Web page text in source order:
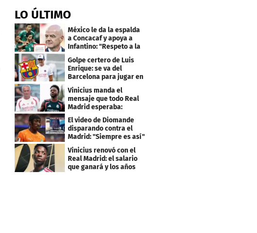
LO ÚLTIMO
México le da la espalda
a Concacaf y apoya a
Infantino: "Respeto a la
gobernanza"
Golpe certero de Luis
Enrique: se va del
Barcelona para jugar en
el PSG
Vinicius manda el
mensaje que todo Real
Madrid esperaba:
"Mourinho..."
El video de Diomande
disparando contra el
Madrid: "Siempre es así"
Vinicius renovó con el
Real Madrid: el salario
que ganará y los años